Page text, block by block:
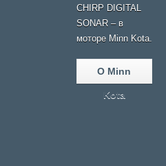
CHIRP DIGITAL
SONAR – в
моторе Minn Kota.
О Minn
Kota